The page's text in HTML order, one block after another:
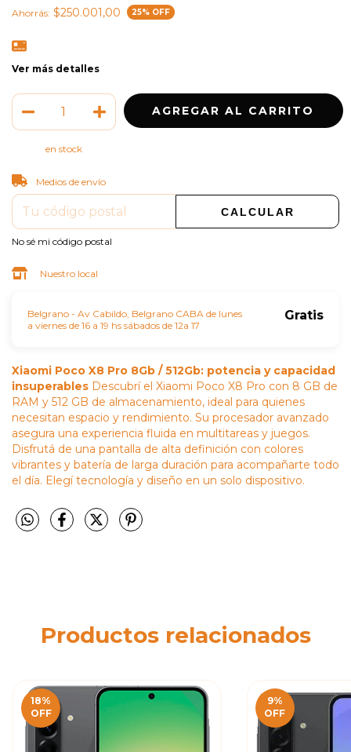
Ahorrás: $250.001,00 25% OFF
Ver más detalles
en stock
Entregas para el CP:
Medios de envío
CALCULAR
No sé mi código postal
Nuestro local
Belgrano - Av Cabildo, Belgrano CABA de lunes
a viernes de 16 a 19 hs sábados de 12a 17
Gratis
Xiaomi Poco X8 Pro 8Gb / 512Gb: potencia y capacidad
insuperables Descubrí el Xiaomi Poco X8 Pro con 8 GB de
RAM y 512 GB de almacenamiento, ideal para quienes
necesitan espacio y rendimiento. Su procesador avanzado
asegura una experiencia fluida en multitareas y juegos.
Disfrutá de una pantalla de alta definición con colores
vibrantes y batería de larga duración para acompañarte todo
el día. Elegí tecnología y diseño en un solo dispositivo.
Productos relacionados
18%
OFF
9%
OFF